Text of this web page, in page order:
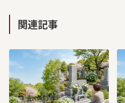
関連記事